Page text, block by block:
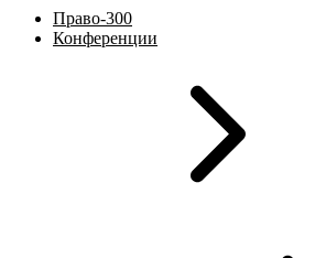
Право-300
Конференции